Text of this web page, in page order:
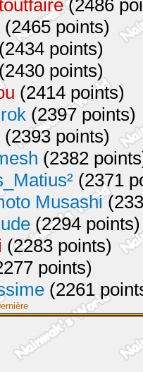
(2486
(2465 points)
(2434 points)
(2430 points)
(2414 points)
(2397 points)
(2393 points)
(2382
(2371
Musashi
(2294 points)
(2283 points)
points)
(2261